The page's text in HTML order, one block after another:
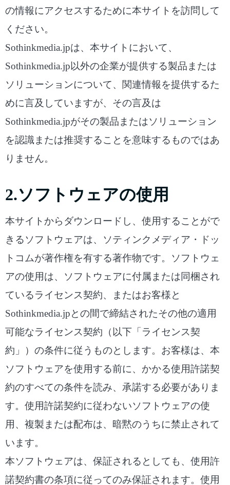
の情報にアクセスするために本サイトを訪問して
ください。
Sothinkmedia.jpは、本サイトにおいて、
Sothinkmedia.jp以外の企業が提供する製品または
ソリューションについて、関連情報を提供するた
めに言及していますが、その言及は
Sothinkmedia.jpがその製品またはソリューション
を認識または推奨することを意味するものではあ
りません。
2.ソフトウェアの使用
本サイトからダウンロードし、使用することがで
きるソフトウェアは、ソティンクメディア・ドッ
トコムが著作権を有する著作物です。ソフトウェ
アの使用は、ソフトウェアに付属または同梱され
ているライセンス契約、またはお客様と
Sothinkmedia.jpとの間で締結されたその他の適用
可能なライセンス契約（以下「ライセンス契
約」）の条件に従うものとします。お客様は、本
ソフトウェアを使用する前に、かかる使用許諾契
約のすべての条件を読み、承諾する必要がありま
す。使用許諾契約に従わないソフトウェアの使
用、複製または配布は、暗黙のうちに禁止されて
います。
本ソフトウェアは、保証されるとしても、使用許
諾契約書の条項に従ってのみ保証されます。使用